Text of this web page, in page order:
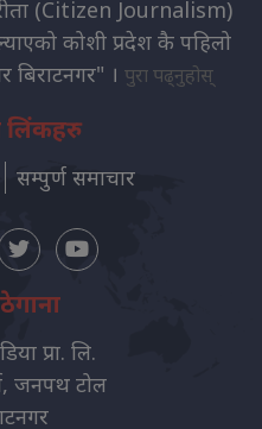
(Citizen Journalism)
कोशी प्रदेश कै पहिलो
। पुरा पढ्नुहोस्
सम्पुर्ण समाचार
प्रा. लि.
जनपथ टोल